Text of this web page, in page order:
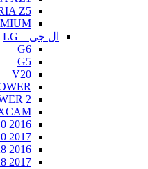
Z5
ال جی – LG
G6
G5
V20
2
2016
2017
2016
2017